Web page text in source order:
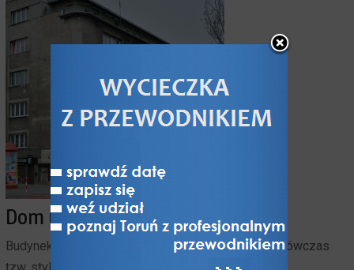
Dom ul. A. Mickiewicza 34/36
Budynek z 1935 r. jest reprezentantem modnego wówczas